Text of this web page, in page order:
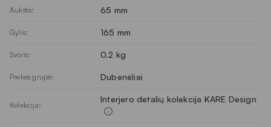
Aukštis: 65 mm
Gylis: 165 mm
Svoris: 0.2 kg
Prekės grupė: Dubenėliai
Kolekcija:
Interjero detalių kolekcija KARE Design